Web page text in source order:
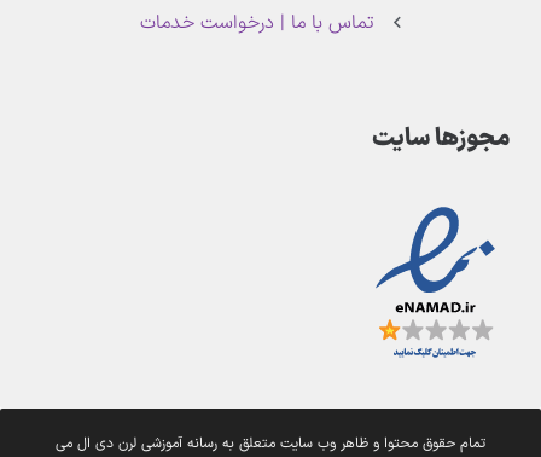
تماس با ما | درخواست خدمات
مجوزها سایت
تمام حقوق محتوا و ظاهر وب سایت متعلق به رسانه آموزشی لرن دی ال می